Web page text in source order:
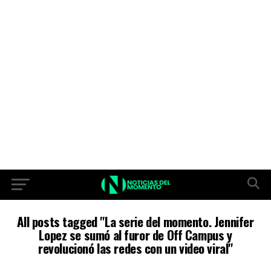
All posts tagged "La serie del momento. Jennifer
Lopez se sumó al furor de Off Campus y
revolucionó las redes con un video viral"